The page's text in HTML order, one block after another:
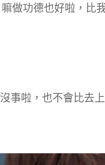
嘛做功德也好啦，比
沒事啦，也不會比去